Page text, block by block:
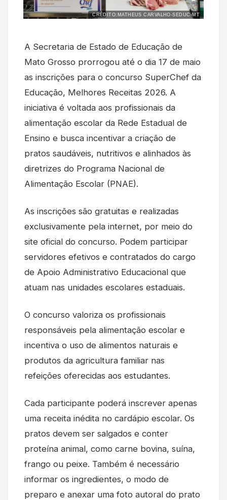
CRÉDITO:MATHEUS CARVALHO-SEDUC-MT
A Secretaria de Estado de Educação de
Mato Grosso prorrogou até o dia 17 de maio
as inscrições para o concurso SuperChef da
Educação, Melhores Receitas 2026. A
iniciativa é voltada aos profissionais da
alimentação escolar da Rede Estadual de
Ensino e busca incentivar a criação de
pratos saudáveis, nutritivos e alinhados às
diretrizes do Programa Nacional de
Alimentação Escolar (PNAE).
As inscrições são gratuitas e realizadas
exclusivamente pela internet, por meio do
site oficial do concurso. Podem participar
servidores efetivos e contratados do cargo
de Apoio Administrativo Educacional que
atuam nas unidades escolares estaduais.
O concurso valoriza os profissionais
responsáveis pela alimentação escolar e
incentiva o uso de alimentos naturais e
produtos da agricultura familiar nas
refeições oferecidas aos estudantes.
Cada participante poderá inscrever apenas
uma receita inédita no cardápio escolar. Os
pratos devem ser salgados e conter
proteína animal, como carne bovina, suína,
frango ou peixe. Também é necessário
informar os ingredientes, o modo de
preparo e anexar uma foto autoral do prato